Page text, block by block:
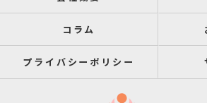
コラム
プライバシーポリシー